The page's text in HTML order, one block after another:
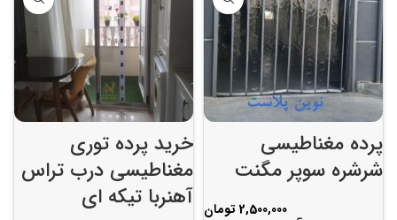
پرده مغناطیسی
شرشره سوپر مگنت
تومان
خرید پرده توری
مغناطیسی درب تراس
آهنربا تیکه ای